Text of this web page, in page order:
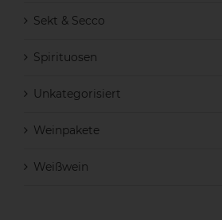
Sekt & Secco
Spirituosen
Unkategorisiert
Weinpakete
Weißwein